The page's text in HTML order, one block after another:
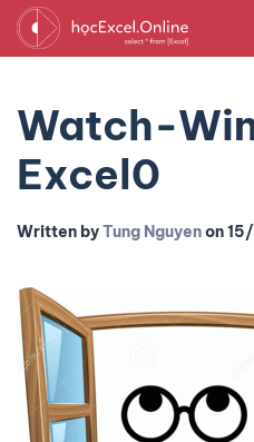
Watch-
Excel0
Written byTung Nguyenon